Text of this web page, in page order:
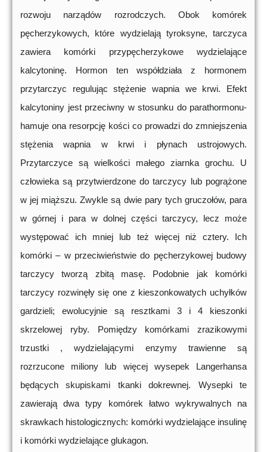
rozwoju narządów rozrodczych. Obok komórek
pęcherzykowych, które wydzielają tyroksyne, tarczyca
zawiera komórki przypęcherzykowe wydzielające
kalcytoninę. Hormon ten współdziała z hormonem
przytarczyc regulując stężenie wapnia we krwi. Efekt
kalcytoniny jest przeciwny w stosunku do parathormonu-
hamuje ona resorpcję kości co prowadzi do zmniejszenia
stężenia wapnia w krwi i płynach ustrojowych.
Przytarczyce są wielkości małego ziarnka grochu. U
człowieka są przytwierdzone do tarczycy lub pogrążone
w jej miąższu. Zwykle są dwie pary tych gruczołów, para
w górnej i para w dolnej części tarczycy, lecz może
występować ich mniej lub też więcej niż cztery. Ich
komórki – w przeciwieństwie do pęcherzykowej budowy
tarczycy tworzą zbitą masę. Podobnie jak komórki
tarczycy rozwinęły się one z kieszonkowatych uchyłków
gardzieli; ewolucyjnie są resztkami 3 i 4 kieszonki
skrzelowej ryby. Pomiędzy komórkami zrazikowymi
trzustki , wydzielającymi enzymy trawienne są
rozrzucone miliony lub więcej wysepek Langerhansa
będących skupiskami tkanki dokrewnej. Wysepki te
zawierają dwa typy komórek łatwo wykrywalnych na
skrawkach histologicznych: komórki wydzielające insulinę
i komórki wydzielające glukagon.